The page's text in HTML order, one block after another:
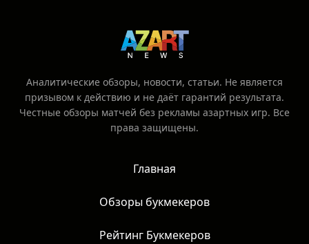
Аналитические обзоры, новости, статьи. Не является
призывом к действию и не даёт гарантий результата.
Честные обзоры матчей без рекламы азартных игр. Все
права защищены.
Главная
Обзоры букмекеров
Рейтинг Букмекеров